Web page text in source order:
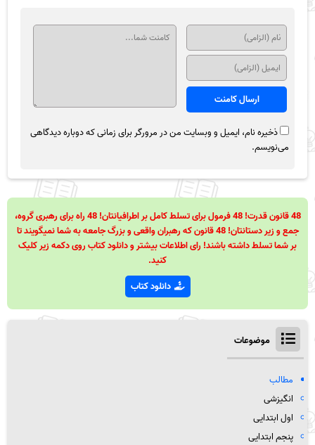
ذخیره نام، ایمیل و وبسایت من در مرورگر برای زمانی که دوباره دیدگاهی
می‌نویسم.
48 قانون قدرت! 48 فرمول برای تسلط کامل بر اطرافیانتان! 48 راه برای رهبری گروه،
جمع و زیر دستانتان! 48 قانون که رهبران واقعی و بزرگ جامعه به شما نمیگویند تا
بر شما تسلط داشته باشند! رای اطلاعات بیشتر و دانلود کتاب روی دکمه زیر کلیک
کنید.
دانلود کتاب
موضوعات
مطالب
انگیزشی
اول ابتدایی
پنجم ابتدایی